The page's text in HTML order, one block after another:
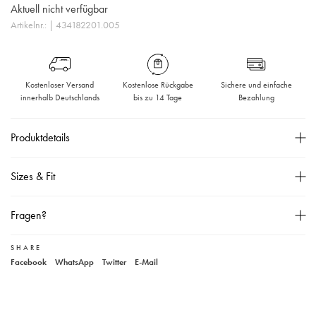
Aktuell nicht verfügbar
Artikelnr.: | 434182201.005
Kostenloser Versand
innerhalb Deutschlands
Kostenlose Rückgabe
bis zu 14 Tage
Sichere und einfache
Bezahlung
Produktdetails
Handwäsche,
Sizes & Fit
Fragen?
Unser Kundenservice
SHARE
Facebook WhatsApp Twitter E-Mail